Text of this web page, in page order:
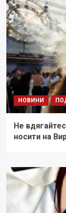
НОВИНИ
Не
носити на